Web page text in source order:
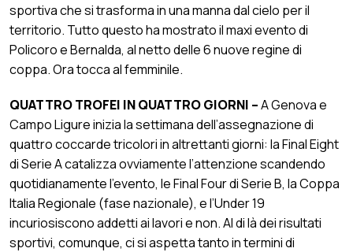
sportiva che si trasforma in una manna dal cielo per il
territorio. Tutto questo ha mostrato il maxi evento di
Policoro e Bernalda, al netto delle 6 nuove regine di
coppa. Ora tocca al femminile.
QUATTRO TROFEI IN QUATTRO GIORNI –A Genova e
Campo Ligure inizia la settimana dell’assegnazione di
quattro coccarde tricolori in altrettanti giorni: la Final Eight
di Serie A catalizza ovviamente l’attenzione scandendo
quotidianamente l’evento, le Final Four di Serie B, la Coppa
Italia Regionale (fase nazionale), e l’Under 19
incuriosiscono addetti ai lavori e non. Al di là dei risultati
sportivi, comunque, ci si aspetta tanto in termini di